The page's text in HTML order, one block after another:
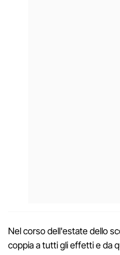
Nel corso dell'estate dello
coppia a tutti gli effetti e da